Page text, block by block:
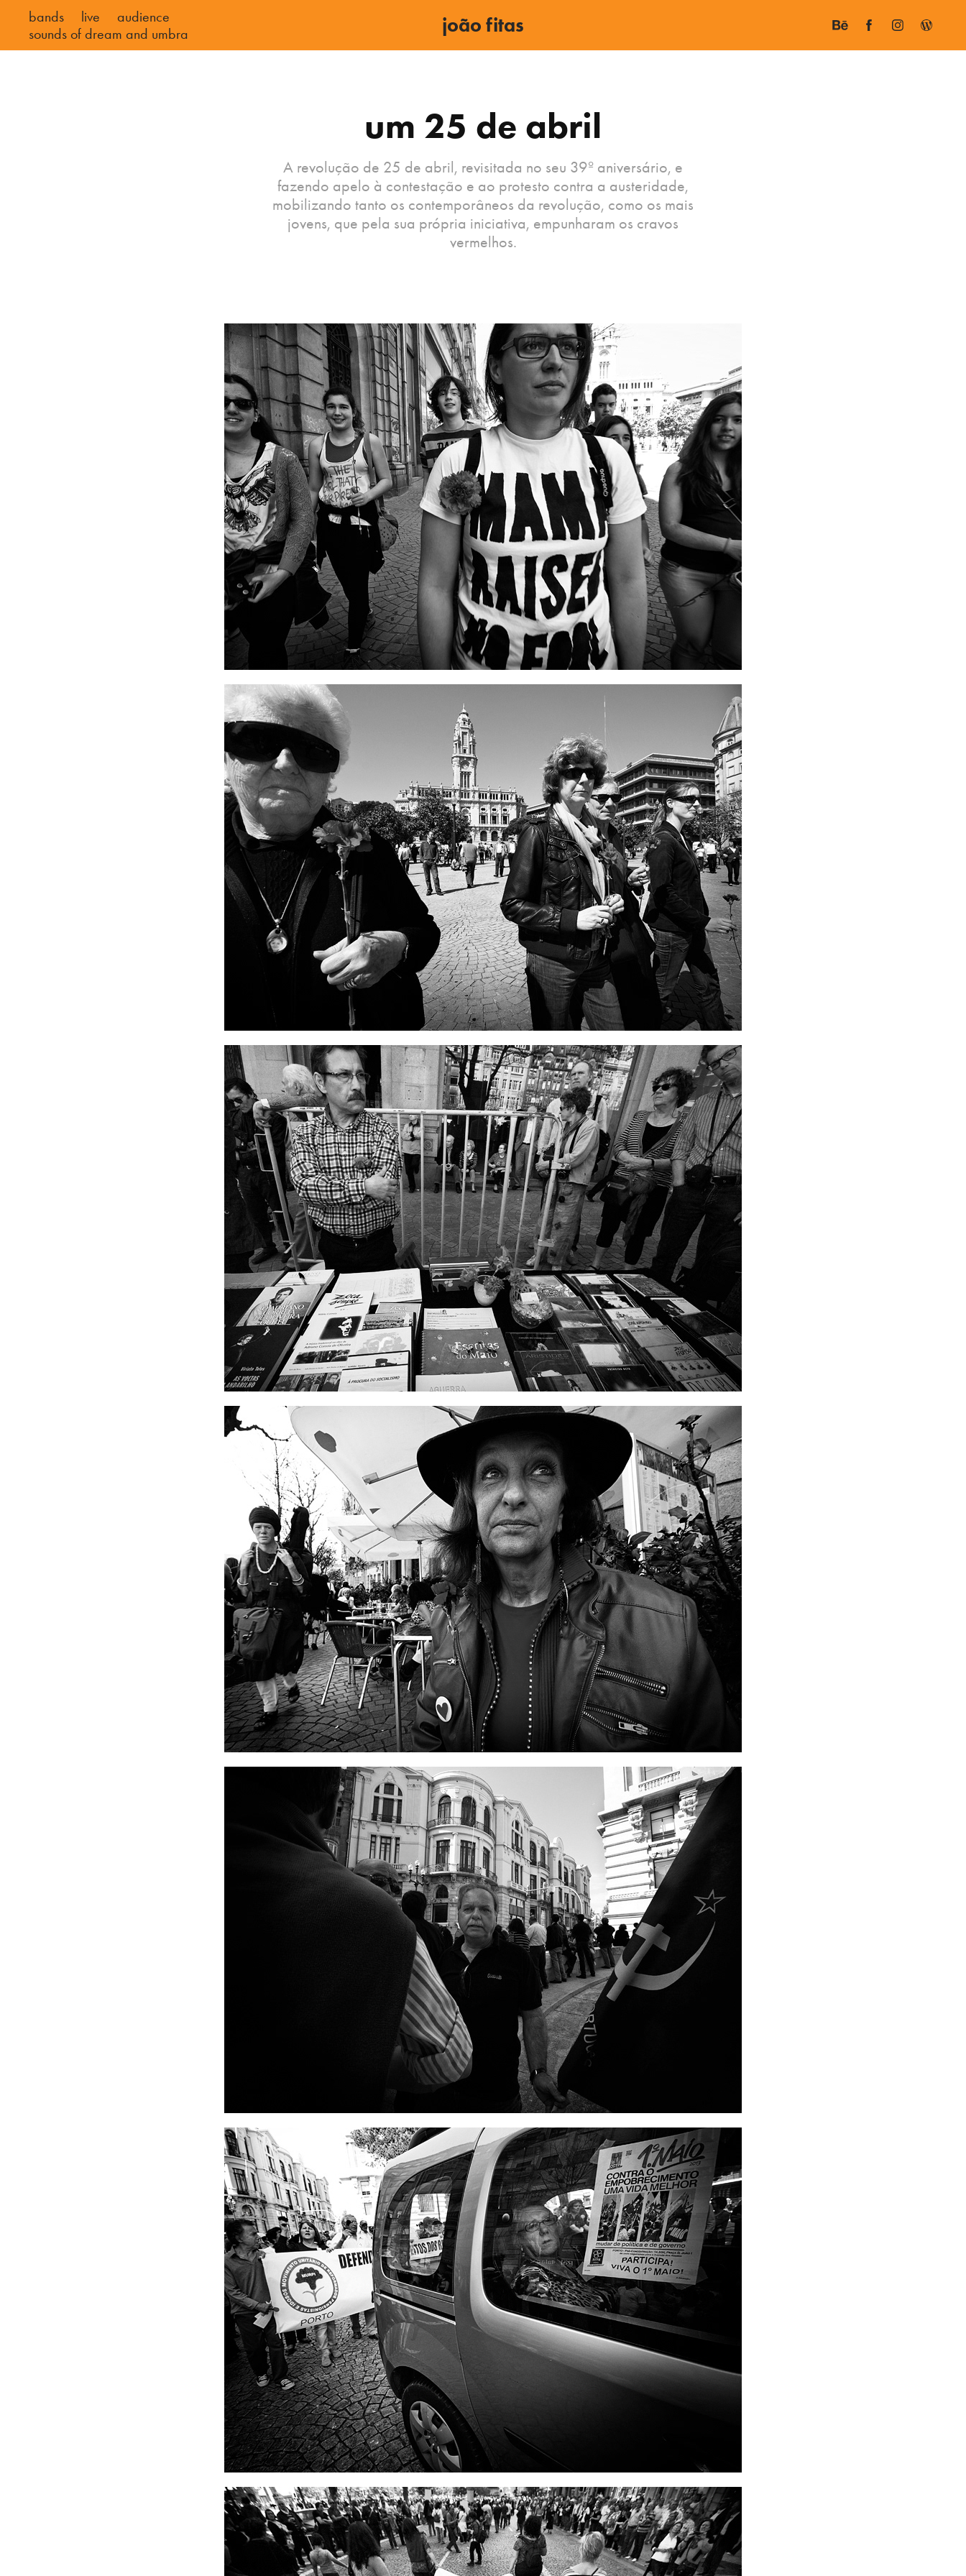
bands live
audience
sounds of dream and umbra
joão fitas
um 25 de abril
A revolução de 25 de abril, revisitada no seu 39º aniversário, e
fazendo apelo à contestação e ao protesto contra a austeridade,
mobilizando tanto os contemporâneos da revolução, como os mais
jovens, que pela sua própria iniciativa, empunharam os cravos
vermelhos.